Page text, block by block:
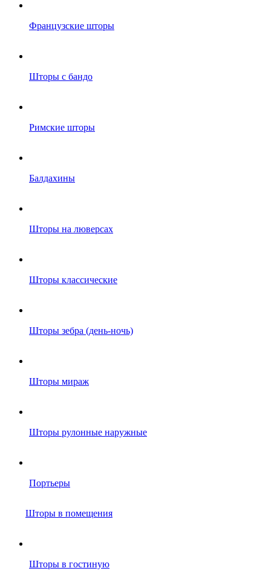
Французские шторы
Шторы с бандо
Римские шторы
Балдахины
Шторы на люверсах
Шторы классические
Шторы зебра (день-ночь)
Шторы мираж
Шторы рулонные наружные
Портьеры
Шторы в помещения
Шторы в гостиную